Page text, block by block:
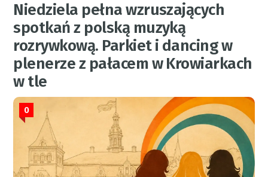
Niedziela pełna wzruszających
spotkań z polską muzyką
rozrywkową. Parkiet i dancing w
plenerze z pałacem w Krowiarkach
w tle
0